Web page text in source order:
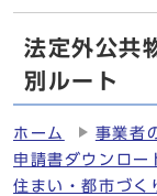
法定外公共
別ルート
ホーム
事業者
申請書ダウンロー
住まい・都市づく